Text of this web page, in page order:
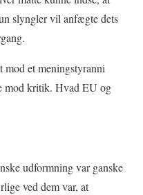
slyngler vil anfægte dets
mod et meningstyranni
mod kritik. Hvad EU og
udformning var ganske
ved dem var, at